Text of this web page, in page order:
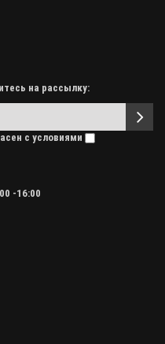
на рассылку:
с условиями
-16:00